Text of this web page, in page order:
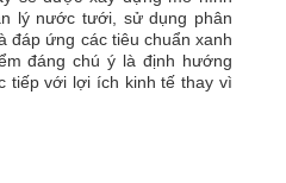
lý nước tưới, sử dụng phân
đáp ứng các tiêu chuẩn xanh
đáng chú ý là định hướng
tiếp với lợi ích kinh tế thay vì